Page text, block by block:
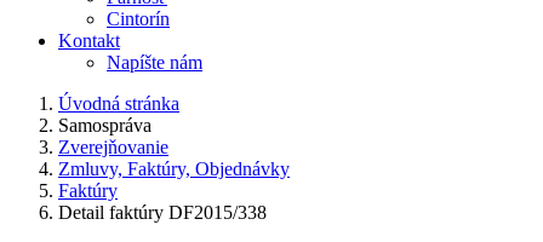
Cintorín
Kontakt
Napíšte nám
Úvodná stránka
Samospráva
Zverejňovanie
Zmluvy, Faktúry, Objednávky
Faktúry
Detail faktúry DF2015/338